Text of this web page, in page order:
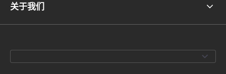
关于我们